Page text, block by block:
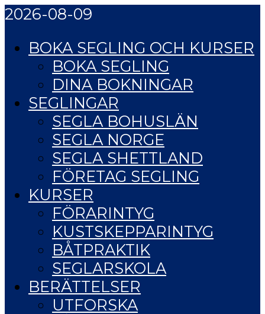
2026-08-09
BOKA SEGLING OCH KURSER
BOKA SEGLING
DINA BOKNINGAR
SEGLINGAR
SEGLA BOHUSLÄN
SEGLA NORGE
SEGLA SHETTLAND
FÖRETAG SEGLING
KURSER
FÖRARINTYG
KUSTSKEPPARINTYG
BÅTPRAKTIK
SEGLARSKOLA
BERÄTTELSER
UTFORSKA